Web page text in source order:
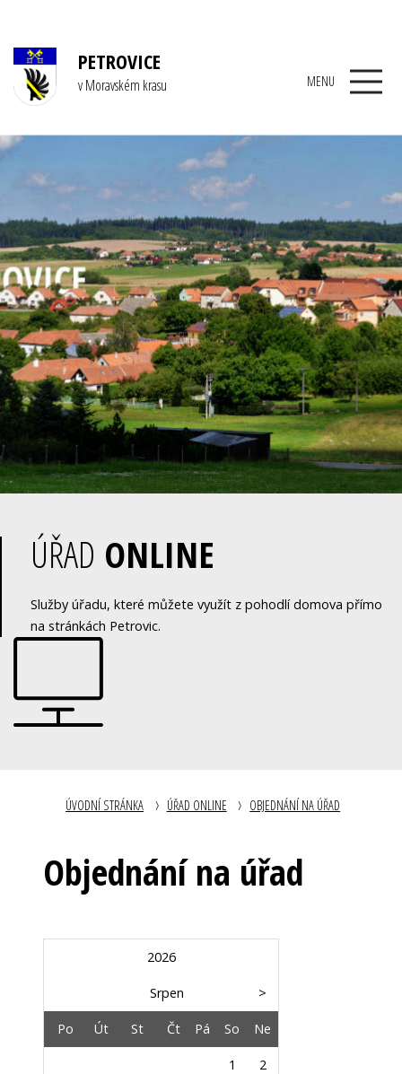
PETROVICE
v Moravském krasu MENU
ÚŘAD ONLINE
Služby úřadu, které můžete využít z pohodlí domova přímo
na stránkách Petrovic.
ÚVODNÍ STRÁNKA ÚŘAD ONLINE OBJEDNÁNÍ NA ÚŘAD
Objednání na úřad
2026
Srpen >
Po Út St Čt Pá So Ne
1 2